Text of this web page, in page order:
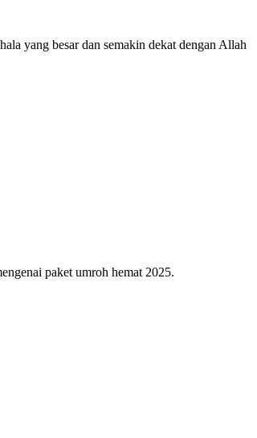
yang besar dan semakin dekat dengan Allah
paket umroh hemat 2025.